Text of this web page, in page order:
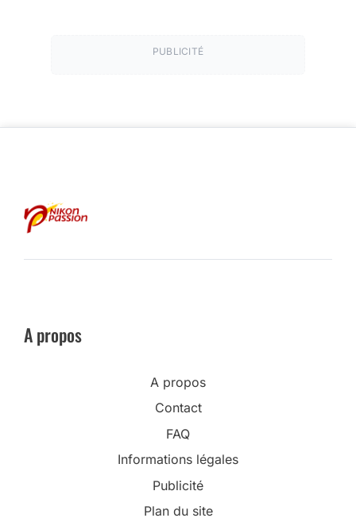
PUBLICITÉ
A propos
A propos
Contact
FAQ
Informations légales
Publicité
Plan du site